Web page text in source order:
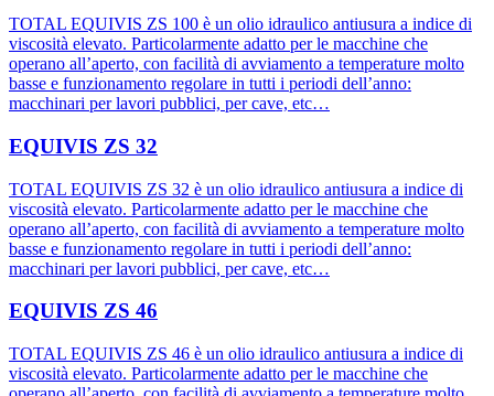
TOTAL EQUIVIS ZS 100 è un olio idraulico antiusura a indice di
viscosità elevato. Particolarmente adatto per le macchine che
operano all’aperto, con facilità di avviamento a temperature molto
basse e funzionamento regolare in tutti i periodi dell’anno:
macchinari per lavori pubblici, per cave, etc…
EQUIVIS ZS 32
TOTAL EQUIVIS ZS 32 è un olio idraulico antiusura a indice di
viscosità elevato. Particolarmente adatto per le macchine che
operano all’aperto, con facilità di avviamento a temperature molto
basse e funzionamento regolare in tutti i periodi dell’anno:
macchinari per lavori pubblici, per cave, etc…
EQUIVIS ZS 46
TOTAL EQUIVIS ZS 46 è un olio idraulico antiusura a indice di
viscosità elevato. Particolarmente adatto per le macchine che